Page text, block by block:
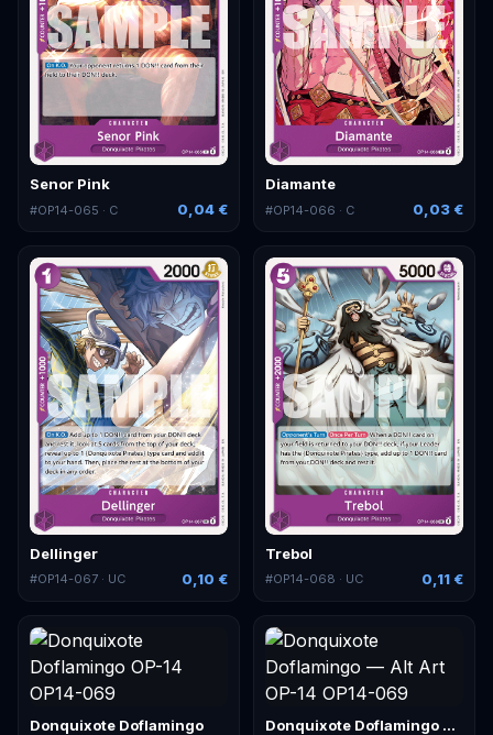
Senor Pink
#OP14-065 · C 0,04 €
Diamante
#OP14-066 · C 0,03 €
Dellinger
#OP14-067 · UC 0,10 €
Trebol
#OP14-068 · UC 0,11 €
Donquixote Doflamingo Donquixote Doflamingo — Alt Art